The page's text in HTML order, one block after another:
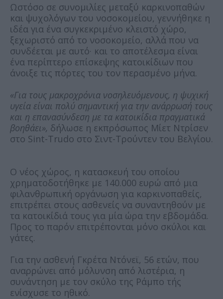
Ωστόσο σε συνομιλίες μεταξύ καρκινοπαθών
και ψυχολόγων του νοσοκομείου, γεννήθηκε η
ιδέα για ένα συγκεκριμένο κλειστό χώρο,
ξεχωριστό από το νοσοκομείο, αλλά που να
συνδέεται με αυτό· και το αποτέλεσμα είναι
ένα περίπτερο επίσκεψης κατοικίδιων που
άνοιξε τις πόρτες του τον περασμένο μήνα.
«Για τους μακροχρόνια νοσηλευόμενους, η ψυχική
υγεία είναι πολύ σημαντική για την ανάρρωσή τους
και η επανασύνδεση με τα κατοικίδια πραγματικά
βοηθάει», δήλωσε η εκπρόσωπος Μίετ Ντρίσεν
στο Sint-Trudo στο Σιντ-Τρούντεν του Βελγίου.
Ο νέος χώρος, η κατασκευή του οποίου
χρηματοδοτήθηκε με 140.000 ευρώ από μια
φιλανθρωπική οργάνωση για καρκινοπαθείς,
επιτρέπει στους ασθενείς να συναντηθούν με
τα κατοικίδιά τους για μία ώρα την εβδομάδα.
Προς το παρόν επιτρέπονται μόνο σκύλοι και
γάτες.
Για την ασθενή Γκρέτα Ντόνεϊ, 56 ετών, που
αναρρώνει από μόλυνση από λιστέρια, η
συνάντηση με τον σκύλο της Ράμπο τής
ενίσχυσε το ηθικό.